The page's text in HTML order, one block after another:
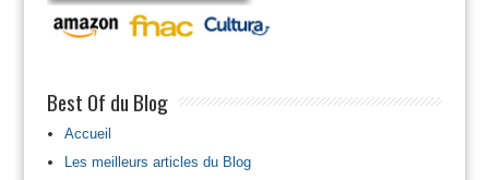
Best Of du Blog
Accueil
Les meilleurs articles du Blog